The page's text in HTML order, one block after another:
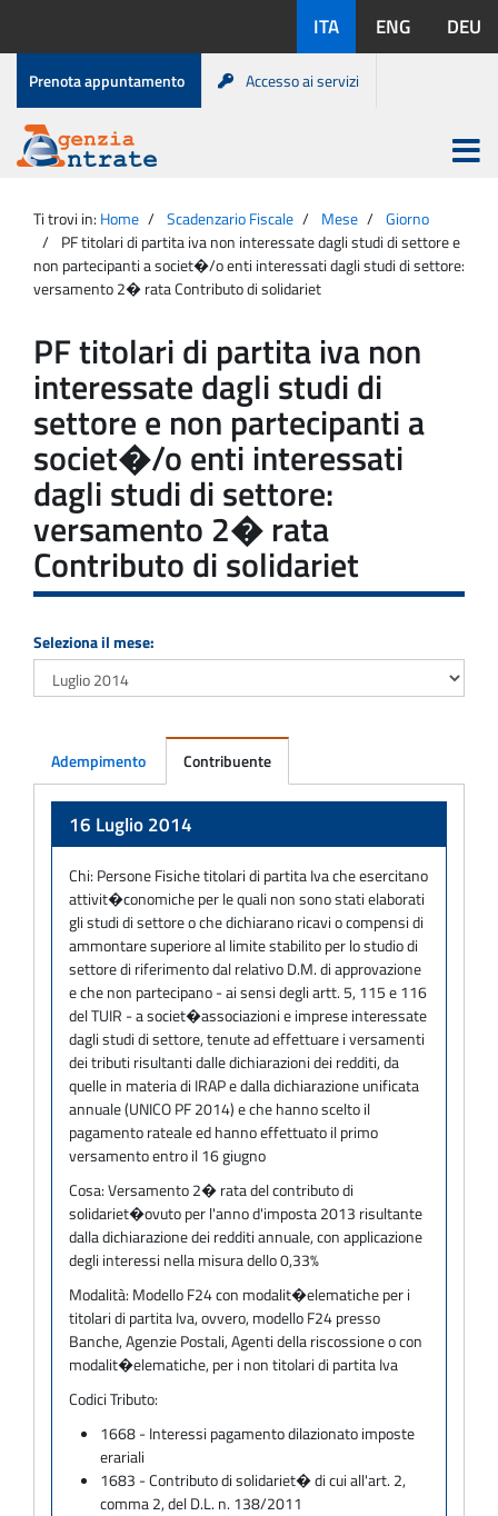
contenuto
disponibili:
ITA ENG DEU
Menu
di
servizio
Prenota appuntamento Accesso ai servizi
Agenzia
Entrate
Apri
menu
principale
Ti trovi in: Home Scadenzario Fiscale Mese
Giorno
PF titolari di partita iva non interessate dagli studi di settore e
non partecipanti a societ�/o enti interessati dagli studi di settore:
versamento 2� rata Contributo di solidariet
PF titolari di partita iva non
interessate dagli studi di
settore e non partecipanti a
societ�/o enti interessati
dagli studi di settore:
versamento 2� rata
Contributo di solidariet
Seleziona il mese:
Adempimento Contribuente
16 Luglio 2014
Chi: Persone Fisiche titolari di partita Iva che esercitano
attivit�conomiche per le quali non sono stati elaborati
gli studi di settore o che dichiarano ricavi o compensi di
ammontare superiore al limite stabilito per lo studio di
settore di riferimento dal relativo D.M. di approvazione
e che non partecipano - ai sensi degli artt. 5, 115 e 116
del TUIR - a societ�associazioni e imprese interessate
dagli studi di settore, tenute ad effettuare i versamenti
dei tributi risultanti dalle dichiarazioni dei redditi, da
quelle in materia di IRAP e dalla dichiarazione unificata
annuale (UNICO PF 2014) e che hanno scelto il
pagamento rateale ed hanno effettuato il primo
versamento entro il 16 giugno
Cosa:Versamento 2� rata del contributo di
solidariet�ovuto per l'anno d'imposta 2013 risultante
dalla dichiarazione dei redditi annuale, con applicazione
degli interessi nella misura dello 0,33%
Modalità: Modello F24 con modalit�elematiche per i
titolari di partita Iva, ovvero, modello F24 presso
Banche, Agenzie Postali, Agenti della riscossione o con
modalit�elematiche, per i non titolari di partita Iva
Codici Tributo:
1668 - Interessi pagamento dilazionato imposte
erariali
1683 - Contributo di solidariet� di cui all'art. 2,
comma 2, del D.L. n. 138/2011